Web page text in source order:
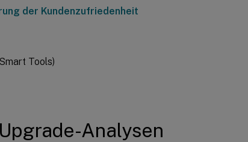
der Kundenzufriedenheit
Tools)
Analysen